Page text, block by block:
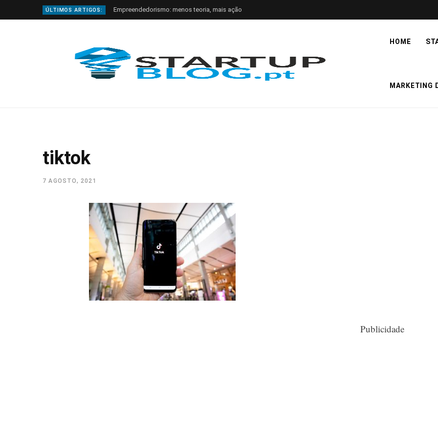
ÚLTIMOS ARTIGOS: Empreendedorismo: menos teoria, mais ação
HOME
MARKETING
tiktok
7 AGOSTO, 2021
Publicidade